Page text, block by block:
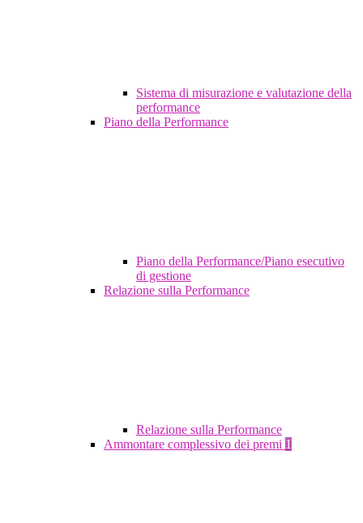
Sistema di misurazione e valutazione della
performance
Piano della Performance
Piano della Performance/Piano esecutivo
di gestione
Relazione sulla Performance
Relazione sulla Performance
Ammontare complessivo dei premi 1